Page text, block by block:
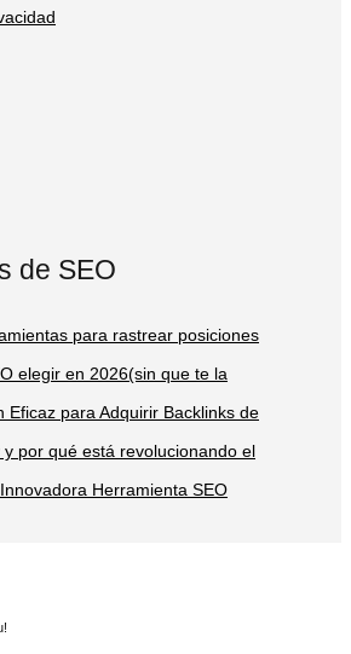
de SEO
para rastrear posiciones
elegir en 2026(sin que te la
Eficaz para Adquirir Backlinks de
por qué está revolucionando el
Herramienta SEO